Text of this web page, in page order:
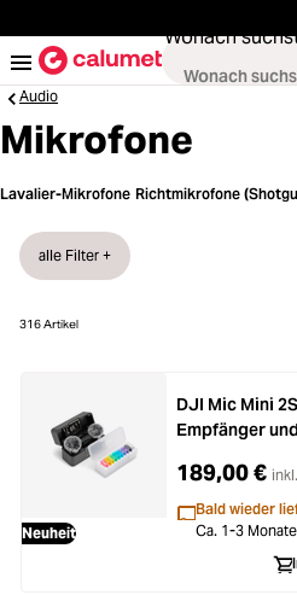
Wonach
Kameras
Loading... Objektive
Loading... Video & Drohnen
Loading... Stative &
Loading... Taschen
Loading...
Audio
Mikrofone
Lavalier-Mikrofone Richtmikrofone
316Artikel
alle Filter +
Neuheit
DJI Mic Mini
Empfänger
189,00 €
Bald wieder
Ca. 1-3